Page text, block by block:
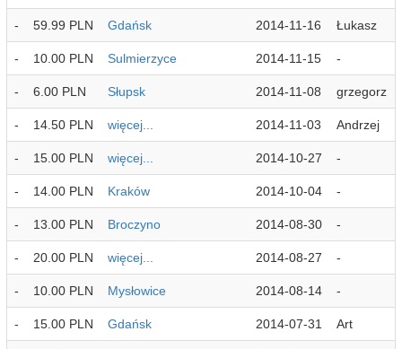
- 59.99 PLN Gdańsk 2014-11-16 Łukasz
- 10.00 PLN Sulmierzyce 2014-11-15 -
- 6.00 PLN Słupsk 2014-11-08 grzegorz
- 14.50 PLN więcej... 2014-11-03 Andrzej
- 15.00 PLN więcej... 2014-10-27 -
- 14.00 PLN Kraków 2014-10-04 -
- 13.00 PLN Broczyno 2014-08-30 -
- 20.00 PLN więcej... 2014-08-27 -
- 10.00 PLN Mysłowice 2014-08-14 -
- 15.00 PLN Gdańsk 2014-07-31 Art